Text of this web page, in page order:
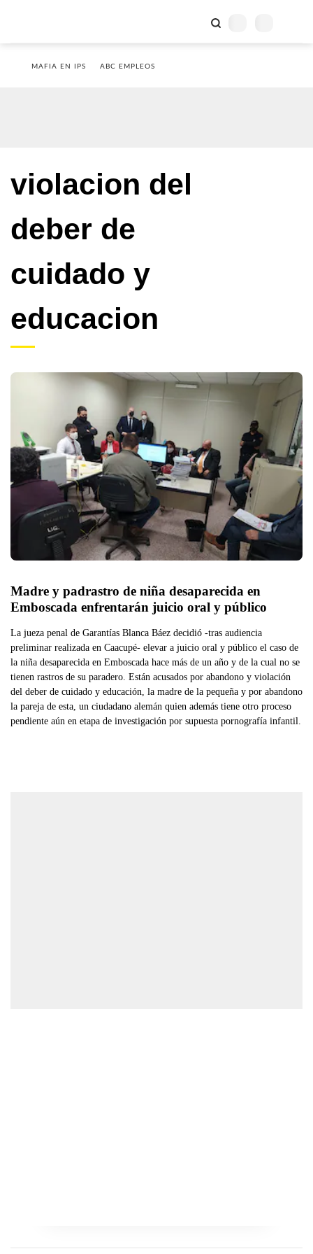
MAFIA EN IPS ABC EMPLEOS
violacion del
deber de
cuidado y
educacion
Madre y padrastro de niña desaparecida en
La jueza penal de Garantías Blanca Báez decidió -tras audiencia
preliminar realizada en Caacupé- elevar a juicio oral y público el caso de
la niña desaparecida en Emboscada hace más de un año y de la cual no se
tienen rastros de su paradero. Están acusados por abandono y violación
del deber de cuidado y educación, la madre de la pequeña y por abandono
la pareja de esta, un ciudadano alemán quien además tiene otro proceso
pendiente aún en etapa de investigación por supuesta pornografía infantil.